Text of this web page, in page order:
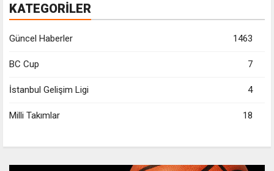
KATEGORİLER
Güncel Haberler 1463
BC Cup 7
İstanbul Gelişim Ligi 4
Milli Takımlar 18